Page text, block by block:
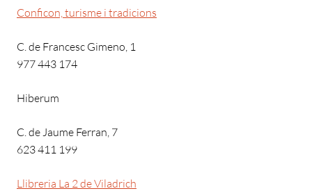
Conficon, turisme i tradicions
C. de Francesc Gimeno, 1
977 443 174
Hiberum
C. de Jaume Ferran, 7
623 411 199
Llibreria La 2 de Viladrich